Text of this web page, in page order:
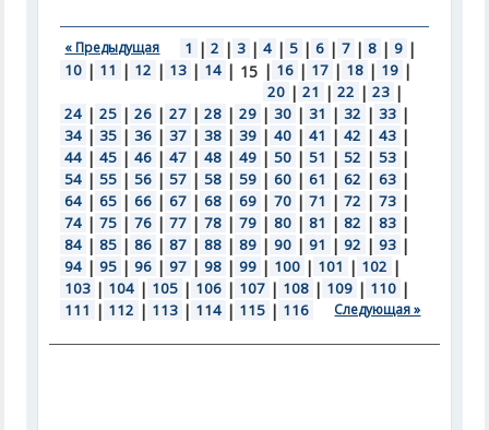
« Предыдущая 1 | 2 | 3 | 4 | 5 | 6 | 7 | 8 | 9 |
10 | 11 | 12 | 13 | 14 | 15 | 16 | 17 | 18 | 19 |
20 | 21 | 22 | 23 |
24 | 25 | 26 | 27 | 28 | 29 | 30 | 31 | 32 | 33 |
34 | 35 | 36 | 37 | 38 | 39 | 40 | 41 | 42 | 43 |
44 | 45 | 46 | 47 | 48 | 49 | 50 | 51 | 52 | 53 |
54 | 55 | 56 | 57 | 58 | 59 | 60 | 61 | 62 | 63 |
64 | 65 | 66 | 67 | 68 | 69 | 70 | 71 | 72 | 73 |
74 | 75 | 76 | 77 | 78 | 79 | 80 | 81 | 82 | 83 |
84 | 85 | 86 | 87 | 88 | 89 | 90 | 91 | 92 | 93 |
94 | 95 | 96 | 97 | 98 | 99 | 100 | 101 | 102 |
103 | 104 | 105 | 106 | 107 | 108 | 109 | 110 |
111 | 112 | 113 | 114 | 115 | 116 Следующая »